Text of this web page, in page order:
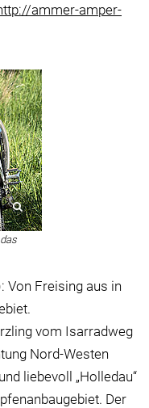
ammer-amper-
Von Freising aus in
vom Isarradweg
Nord-Westen
liebevoll „Holledau“
Der